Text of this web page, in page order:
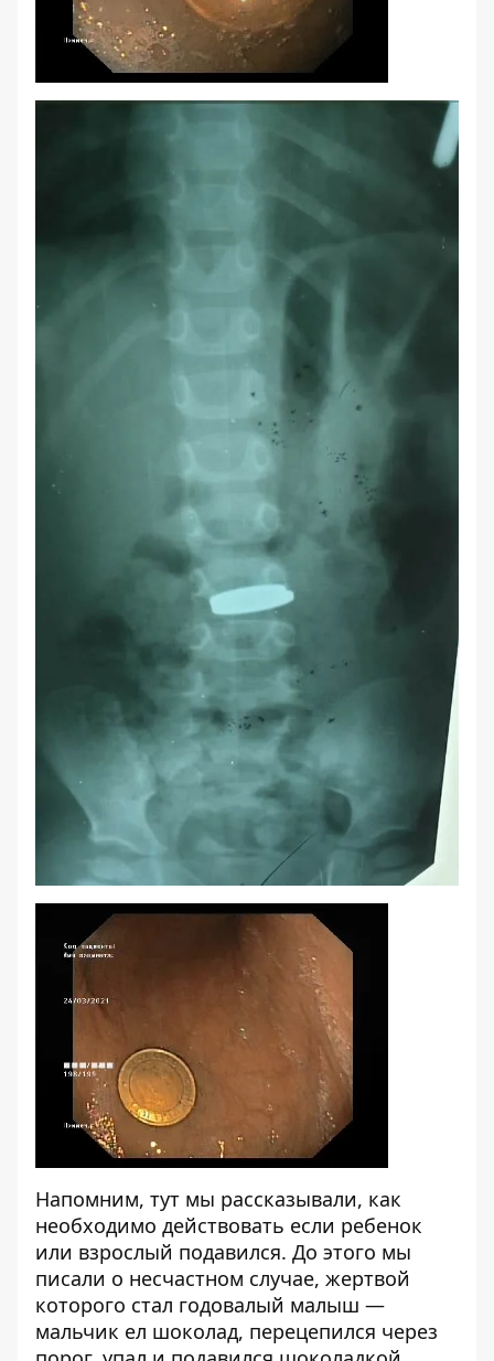
Напомним, тут мы рассказывали, как
необходимо действовать если ребенок
или взрослый подавился. До этого мы
писали о несчастном случае, жертвой
которого стал годовалый малыш —
мальчик ел шоколад, перецепился через